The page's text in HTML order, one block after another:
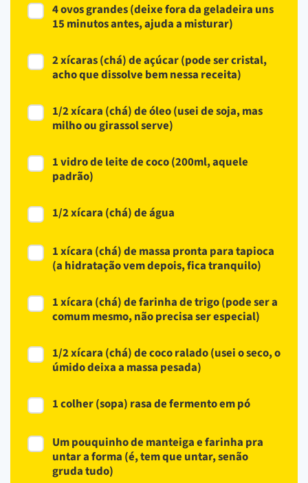
4 ovos grandes (deixe fora da geladeira uns
15 minutos antes, ajuda a misturar)
2 xícaras (chá) de açúcar (pode ser cristal,
acho que dissolve bem nessa receita)
1/2 xícara (chá) de óleo (usei de soja, mas
milho ou girassol serve)
1 vidro de leite de coco (200ml, aquele
padrão)
1/2 xícara (chá) de água
1 xícara (chá) de massa pronta para tapioca
(a hidratação vem depois, fica tranquilo)
1 xícara (chá) de farinha de trigo (pode ser a
comum mesmo, não precisa ser especial)
1/2 xícara (chá) de coco ralado (usei o seco, o
úmido deixa a massa pesada)
1 colher (sopa) rasa de fermento em pó
Um pouquinho de manteiga e farinha pra
untar a forma (é, tem que untar, senão
gruda tudo)